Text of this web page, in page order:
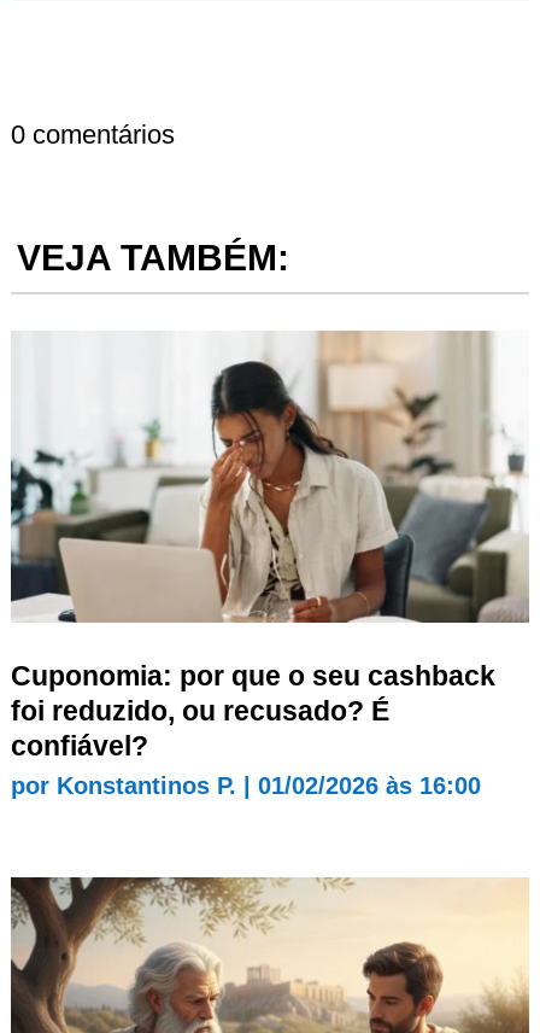
0 comentários
VEJA TAMBÉM:
Cuponomia: por que o seu cashback
foi reduzido, ou recusado? É
confiável?
por Konstantinos P. 01/02/2026 às 16:00